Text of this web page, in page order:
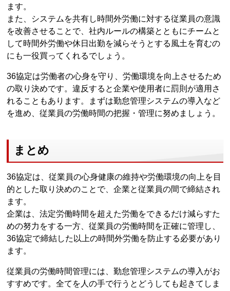
ます。
また、システムを共有し時間外労働に対する従業員の意識
を改善させることで、社内ルールの構築とともにチームと
して時間外労働や休日出勤を減らそうとする風土を育むの
にも一役買ってくれるでしょう。
36協定は労働者の心身を守り、労働環境を向上させるため
の取り決めです。違反すると企業や使用者に罰則が適用さ
れることもあります。まずは勤怠管理システムの導入など
を進め、従業員の労働時間の把握・管理に努めましょう。
まとめ
36協定は、従業員の心身健康の維持や労働環境の向上を目
的とした取り決めのことで、企業と従業員の間で締結され
ます。
企業は、法定労働時間を超えた労働をできるだけ減らすた
めの努力をする一方、従業員の労働時間を正確に管理し、
36協定で締結した以上の時間外労働を防止する必要があり
ます。
従業員の労働時間管理には、勤怠管理システムの導入がお
すすめです。全てを人の手で行うとどうしても起きてしま